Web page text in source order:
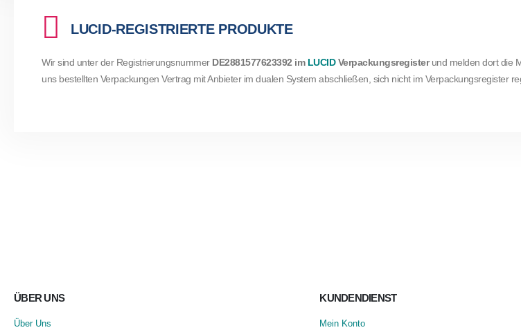
LUCID-REGISTRIERTE PRODUKTE
Wir sind unter der Registrierungsnummer DE2881577623392 im LUCIDVerpackungsregisterund melden dort die
uns bestellten Verpackungen Vertrag mit Anbieter im dualen System abschließen, sich nicht im Verpackungsregister
ÜBER UNS
Über Uns
KUNDENDIENST
Mein Konto